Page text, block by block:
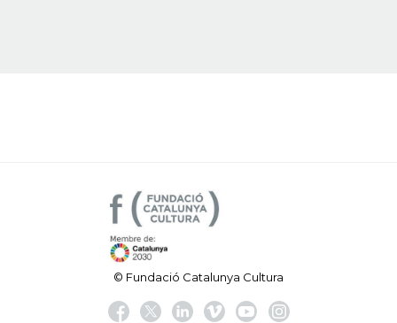
© Fundació Catalunya Cultura